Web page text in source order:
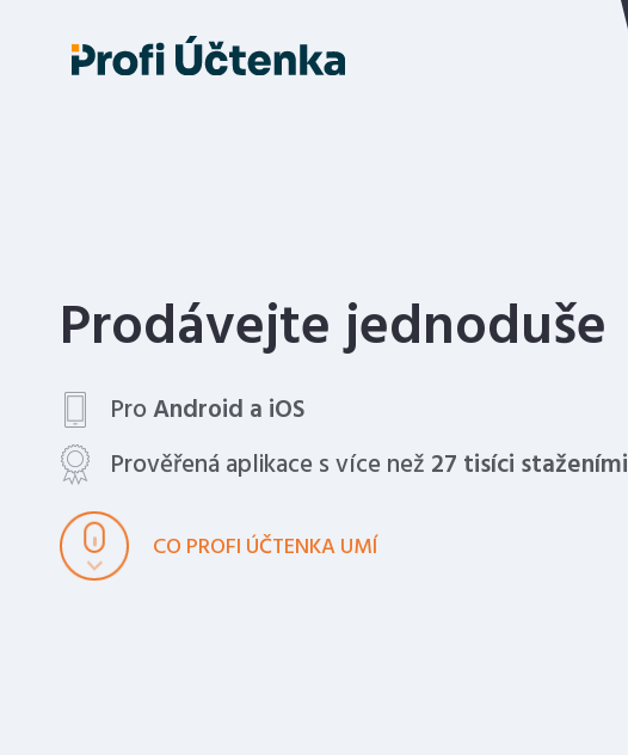
Prodávejte jednoduše
ProAndroid a iOS
Prověřená aplikace s více než 27 tisíci staženími
CO PROFI ÚČTENKA UMÍ